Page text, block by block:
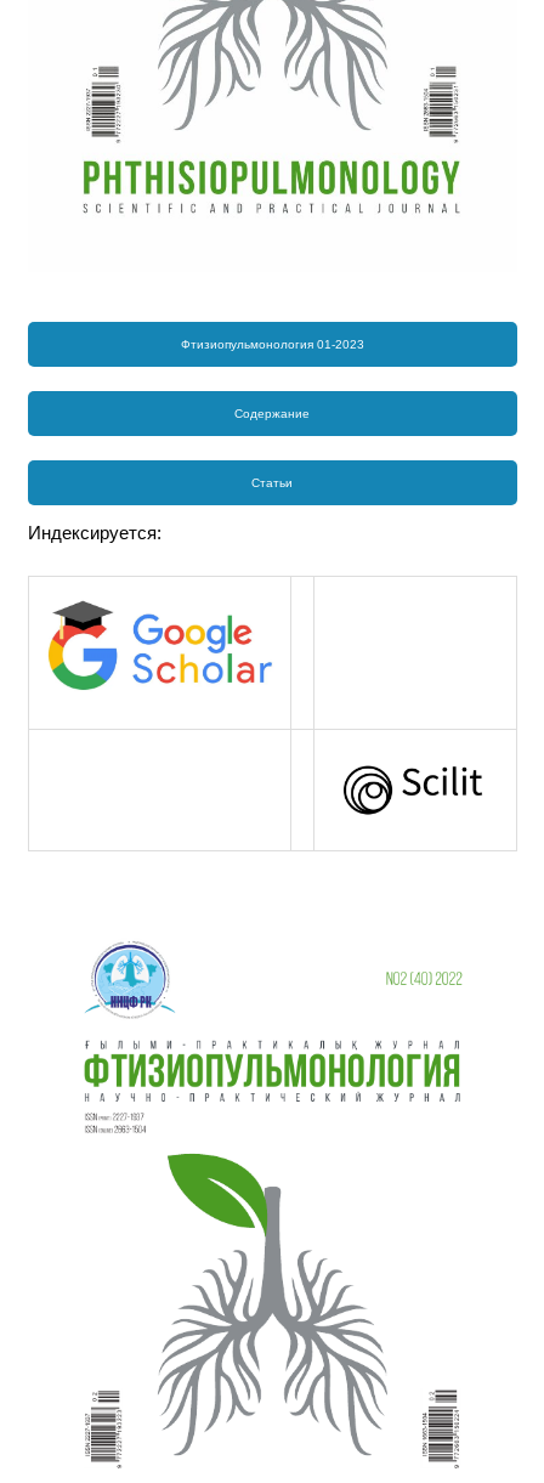
Фтизиопульмонология 01-2023
Содержание
Статьи
Индексируется: